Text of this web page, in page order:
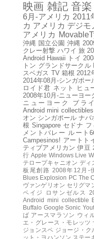
映画 雑記 音楽
6月-アメリカ 2011
カ アメリカ デジモ
アメリカ
沖縄 国立公園 沖縄
クレー射撃 ハワイ 旅
Android Hawaii トイ
トン グランドサークル
スベガス TV 箱根 2012
2014年08月-シンガポー
ロイド君 ネット ヒュ
2008年10月-ニューヨー
ニューヨーク
ブラ
Android mini collectibles
オン シンガポール ナバ
根 Singapore セドナ フ
メントバレー ルート
Campesinos! アートト
ティブアメリカン 伊豆
行 Apple Windows Live
テロープキャニオン ディ
板尾創路
2008年12月-
Blues Explosion PC The
ヴァンゲリオン セリグマ
ペイジ
ロサンゼルス
Android mini collectible
Buffalo Google Sonic
ば アースマラソン ウィ
エ・グレース・モレッツ
ジョンスペ ジョージ・ク
ット・ヨハンソン ステー